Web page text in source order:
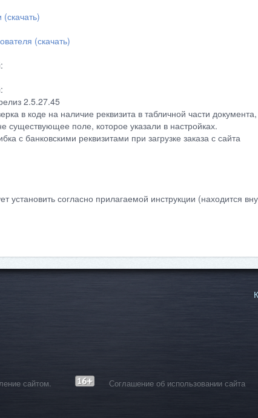
(скачать)
2.5.27.45
в коде на наличие реквизита в табличной части
существующее поле, которое указали в настройках.
с банковскими реквизитами при загрузке заказа с сайта
установить согласно прилагаемой инструкции (находится
сайтом. Соглашение об использовании сайта